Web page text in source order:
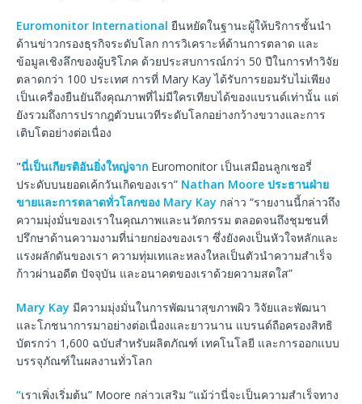
Euromonitor International ยืนหยัดในฐานะผู้ให้บริการชั้นนำ
ด้านข่าวกรองธุรกิจระดับโลก การวิเคราะห์ด้านการตลาด และ
ข้อมูลเชิงลึกของผู้บริโภค ด้วยประสบการณ์กว่า 50 ปีในการทำวิจัย
ตลาดกว่า 100 ประเทศ การที่ Mary Kay ได้รับการยอมรับไม่เพียง
เป็นเครื่องยืนยันถึงคุณภาพที่ไม่มีใครเทียบได้ของแบรนด์เท่านั้น แต่
ยังรวมถึงการปรากฎตัวบนเวทีระดับโลกอย่างกว้างขวางและการ
เติบโตอย่างต่อเนื่อง
"นี่เป็นเกียรติอันยิ่งใหญ่จาก Euromonitor เป็นเสมือนลูกเชอรี่
ประดับบนยอดเค้กวันเกิดของเรา” Nathan Moore ประธานฝ่าย
ขายและการตลาดทั่วโลกของ Mary Kay กล่าว “รายงานนี้กล่าวถึง
ความมุ่งมั่นของเราในคุณภาพและนวัตกรรม ตลอดจนถึงชุมชนที่
ปรึกษาด้านความงามที่น่ายกย่องของเรา ซึ่งยังคงเป็นหัวใจหลักและ
แรงผลักดันของเรา ความทุ่มเทและหลงใหลเป็นตัวนำความสำเร็จ
ก้าวผ่านอดีต ปัจจุบัน และอนาคตของเราด้วยความสดใส”
Mary Kay มีความมุ่งมั่นในการพัฒนาสุขภาพผิว วิจัยและพัฒนา
และโภชนาการมาอย่างต่อเนื่องและยาวนาน แบรนด์ถือครองสิทธิ
บัตรกว่า 1,600 ฉบับสำหรับผลิตภัณฑ์ เทคโนโลยี และการออกแบบ
บรรจุภัณฑ์ในผลงานทั่วโลก
“เราเพิ่งเริ่มต้น” Moore กล่าวเสริม “แม้ว่านี่จะเป็นความสำเร็จทาง